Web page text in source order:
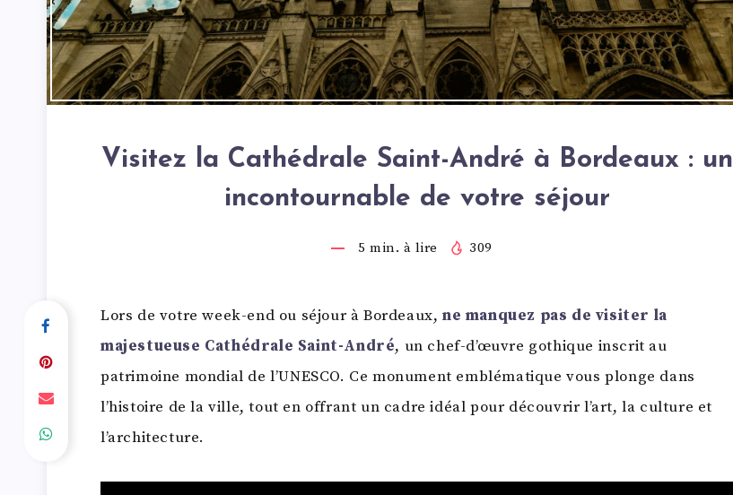
Visitez la Cathédrale Saint-André à Bordeaux : un
incontournable de votre séjour
5 min. à lire 309
Lors de votre week-end ou séjour à Bordeaux, ne manquez pas de visiter la
majestueuse Cathédrale Saint-André, un chef-d’œuvre gothique inscrit au
patrimoine mondial de l’UNESCO. Ce monument emblématique vous plonge dans
l’histoire de la ville, tout en offrant un cadre idéal pour découvrir l’art, la culture et
l’architecture.